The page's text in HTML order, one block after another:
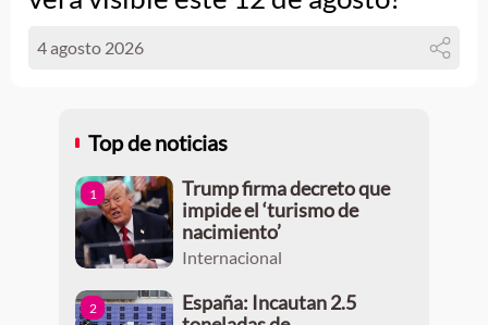
4 agosto 2026
Top de noticias
1
Trump firma decreto que
impide el ‘turismo de
nacimiento’
Internacional
2
España: Incautan 2.5